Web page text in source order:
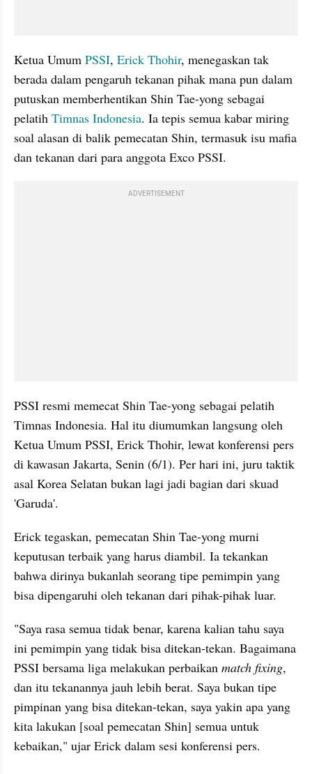
Ketua Umum PSSI, Erick Thohir, menegaskan tak
berada dalam pengaruh tekanan pihak mana pun dalam
putuskan memberhentikan Shin Tae-yong sebagai
pelatih Timnas Indonesia. Ia tepis semua kabar miring
soal alasan di balik pemecatan Shin, termasuk isu mafia
dan tekanan dari para anggota Exco PSSI.
ADVERTISEMENT
PSSI resmi memecat Shin Tae-yong sebagai pelatih
Timnas Indonesia. Hal itu diumumkan langsung oleh
Ketua Umum PSSI, Erick Thohir, lewat konferensi pers
di kawasan Jakarta, Senin (6/1). Per hari ini, juru taktik
asal Korea Selatan bukan lagi jadi bagian dari skuad
'Garuda'.
Erick tegaskan, pemecatan Shin Tae-yong murni
keputusan terbaik yang harus diambil. Ia tekankan
bahwa dirinya bukanlah seorang tipe pemimpin yang
bisa dipengaruhi oleh tekanan dari pihak-pihak luar.
"Saya rasa semua tidak benar, karena kalian tahu saya
ini pemimpin yang tidak bisa ditekan-tekan. Bagaimana
PSSI bersama liga melakukan perbaikan match fixing,
dan itu tekanannya jauh lebih berat. Saya bukan tipe
pimpinan yang bisa ditekan-tekan, saya yakin apa yang
kita lakukan [soal pemecatan Shin] semua untuk
kebaikan," ujar Erick dalam sesi konferensi pers.